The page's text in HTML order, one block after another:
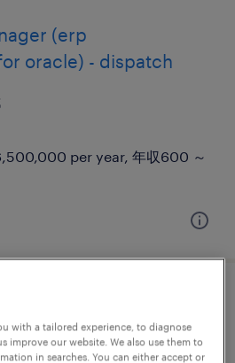
(erp
oracle) - dispatch
per year, 年収600 ～
with a tailored experience, to diagnose
improve our website. We also use them to
in searches. You can either accept or